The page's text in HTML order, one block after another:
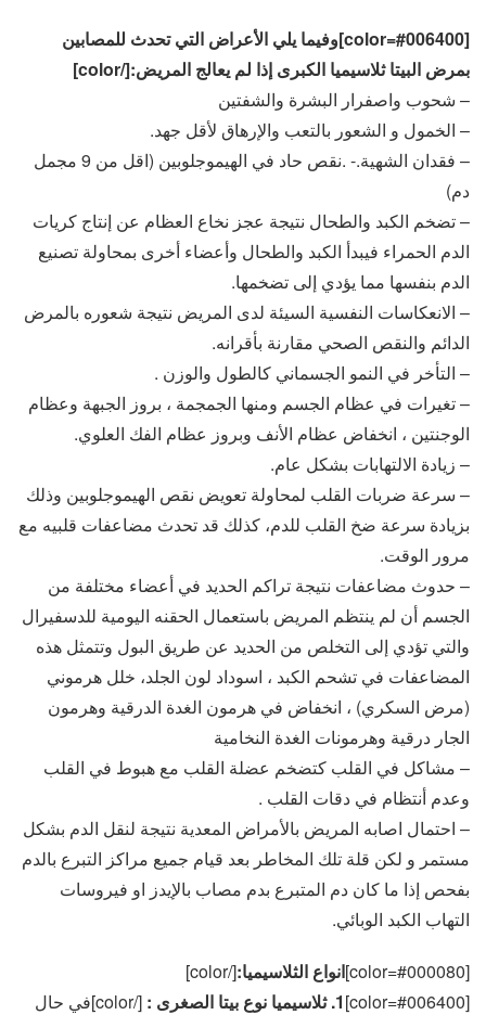
[color=#006400]وفيما يلي الأعراض التي تحدث للمصابين
بمرض البيتا ثلاسيميا الكبرى إذا لم يعالج المريض:[/color]
– شحوب واصفرار البشرة والشفتين
– الخمول و الشعور بالتعب والإرهاق لأقل جهد.
– فقدان الشهية.- .نقص حاد في الهيموجلوبين (اقل من 9 مجمل
دم)
– تضخم الكبد والطحال نتيجة عجز نخاع العظام عن إنتاج كريات
الدم الحمراء فيبدأ الكبد والطحال وأعضاء أخرى بمحاولة تصنيع
الدم بنفسها مما يؤدي إلى تضخمها.
– الانعكاسات النفسية السيئة لدى المريض نتيجة شعوره بالمرض
الدائم والنقص الصحي مقارنة بأقرانه.
– التأخر في النمو الجسماني كالطول والوزن .
– تغيرات في عظام الجسم ومنها الجمجمة ، بروز الجبهة وعظام
الوجنتين ، انخفاض عظام الأنف وبروز عظام الفك العلوي.
– زيادة الالتهابات بشكل عام.
– سرعة ضربات القلب لمحاولة تعويض نقص الهيموجلوبين وذلك
بزيادة سرعة ضخ القلب للدم، كذلك قد تحدث مضاعفات قلبيه مع
مرور الوقت.
– حدوث مضاعفات نتيجة تراكم الحديد في أعضاء مختلفة من
الجسم أن لم ينتظم المريض باستعمال الحقنه اليومية للدسفيرال
والتي تؤدي إلى التخلص من الحديد عن طريق البول وتتمثل هذه
المضاعفات في تشحم الكبد ، اسوداد لون الجلد، خلل هرموني
(مرض السكري) ، انخفاض في هرمون الغدة الدرقية وهرمون
الجار درقية وهرمونات الغدة النخامية
– مشاكل في القلب كتضخم عضلة القلب مع هبوط في القلب
وعدم أنتظام في دقات القلب .
– احتمال اصابه المريض بالأمراض المعدية نتيجة لنقل الدم بشكل
مستمر و لكن قلة تلك المخاطر بعد قيام جميع مراكز التبرع بالدم
بفحص إذا ما كان دم المتبرع بدم مصاب بالإيدز او فيروسات
التهاب الكبد الوبائي.
[color=#000080] انواع الثلاسيميا:[/color]
[color=#006400]
1. ثلاسيميا نوع بيتا الصغرى :
[/color]في حال